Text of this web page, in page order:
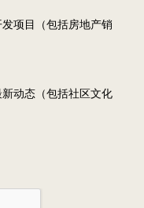
项目（包括房地产销
新动态 （包括社区文化